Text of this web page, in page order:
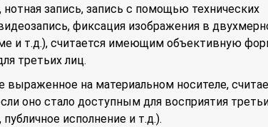
запись, запись с помощью технических
фиксация изображения в
и т.д.), считается имеющим объективную
третьих лиц.
выраженное на материальном носителе,
оно стало доступным для восприятия
исполнение и т.д.).